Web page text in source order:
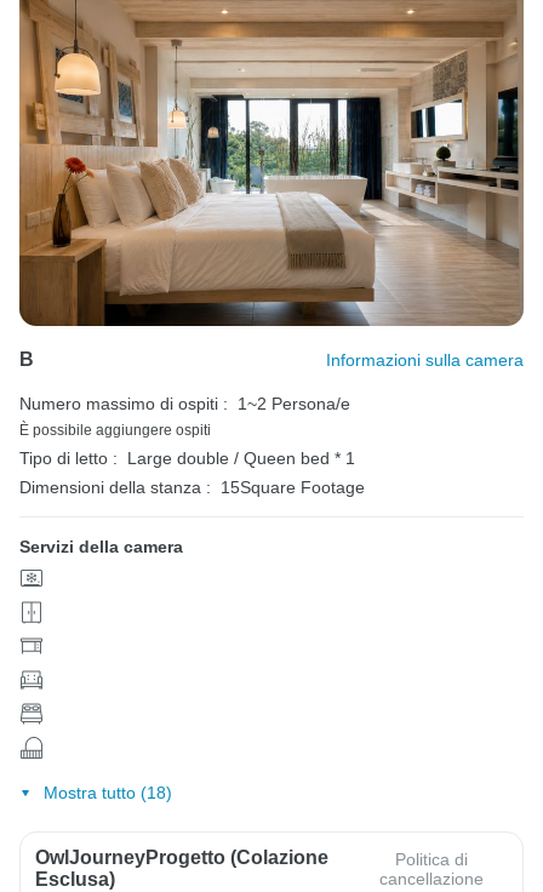
B Informazioni sulla camera
Numero massimo di ospiti : 1~2 Persona/e
È possibile aggiungere ospiti
Tipo di letto :
Large double / Queen bed * 1
Dimensioni della stanza :
15Square Footage
Servizi della camera
Mostra tutto (18)
OwlJourneyProgetto (colazione
Esclusa)
Politica di
cancellazione